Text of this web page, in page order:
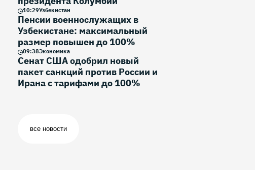
10:29Узбекистан
Пенсии военнослужащих в
Узбекистане: максимальный
размер повышен до 100%
09:38Экономика
Сенат США одобрил новый
пакет санкций против России и
Ирана с тарифами до 100%
все новости